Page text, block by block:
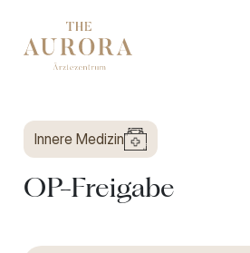
Innere Medizin
OP-Freigabe